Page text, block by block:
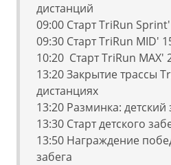
дистанций
09:00 Старт TriRun
09:30 Старт TriRun MID'
10:20 Старт TriRun MAX'
13:20 Закрытие трассы
дистанциях
13:20 Разминка: детский
13:30 Старт детского
13:50 Награждение
забега